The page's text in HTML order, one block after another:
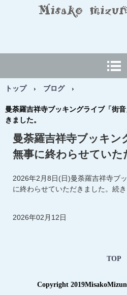
site
トップ › ブログ ›
曼荼羅吉祥寺ブッキングライブ「街
きました。
曼荼羅吉祥寺ブッキン
無事に終わらせていた
2026年2月8日(日)曼荼羅吉祥寺ブ
に終わらせていただきました。続
2026年02月12日
TOP
Copyright